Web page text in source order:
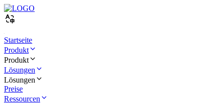
Startseite
Produkt
Produkt
Lösungen
Lösungen
Preise
Ressourcen